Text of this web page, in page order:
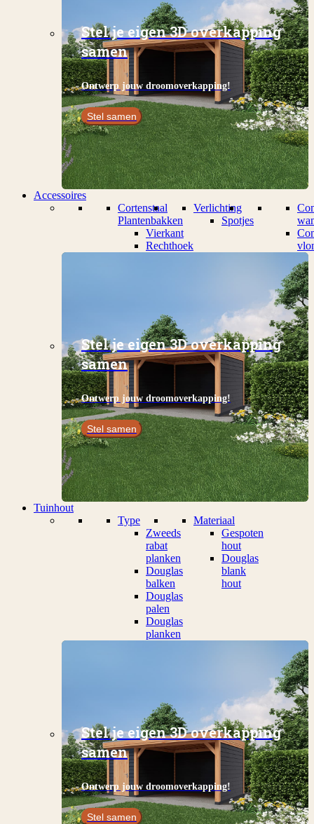
Stel je eigen 3D overkapping
samen
Ontwerp jouw droomoverkapping!
Stel samen
Accessoires
Cortenstaal
Plantenbakken
Vierkant
Rechthoek
Verlichting
Spotjes
Stel je eigen 3D overkapping
samen
Ontwerp jouw droomoverkapping!
Stel samen
Tuinhout
Type
Zweeds
rabat
planken
Douglas
balken
Douglas
palen
Douglas
planken
Materiaal
Gespoten
hout
Douglas
blank
hout
Stel je eigen 3D overkapping
samen
Ontwerp jouw droomoverkapping!
Stel samen